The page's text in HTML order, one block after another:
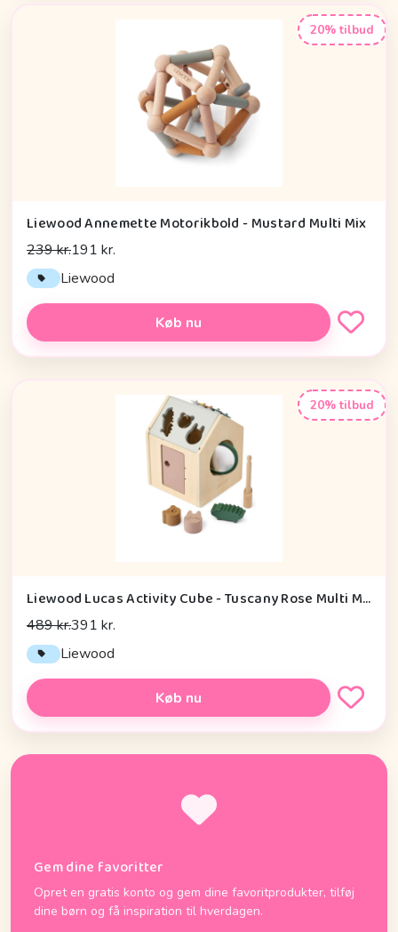
20% tilbud
Liewood Annemette Motorikbold - Mustard Multi Mix
239 kr.191 kr.
Liewood
Køb nu
20% tilbud
Liewood Lucas Activity Cube - Tuscany Rose Multi Mix
489 kr.391 kr.
Liewood
Køb nu
Gem dine favoritter
Opret en gratis konto og gem dine favoritprodukter, tilføj
dine børn og få inspiration til hverdagen.